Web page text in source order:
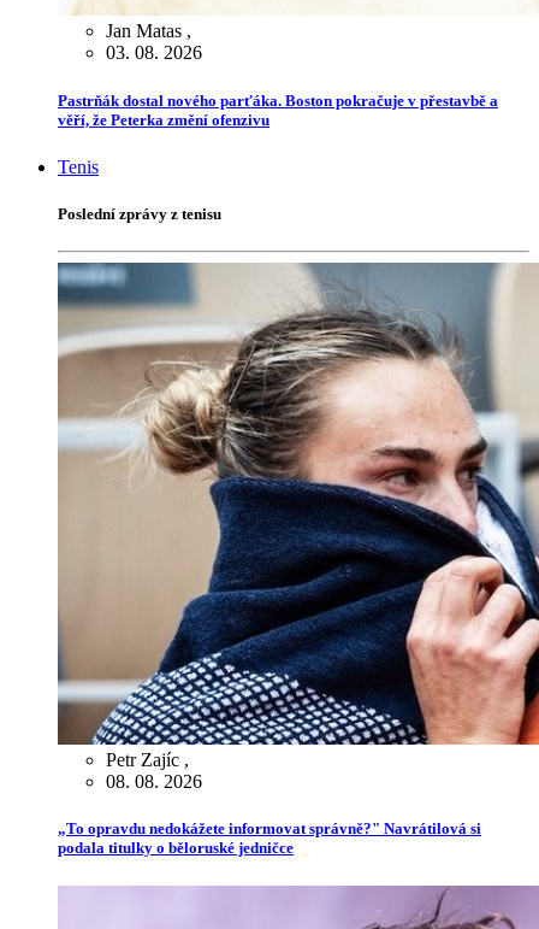
Jan Matas ,
03. 08. 2026
Pastrňák dostal nového parťáka. Boston pokračuje v přestavbě a
věří, že Peterka změní ofenzivu
Tenis
Poslední zprávy z tenisu
Petr Zajíc ,
08. 08. 2026
„To opravdu nedokážete informovat správně?" Navrátilová si
podala titulky o běloruské jedničce